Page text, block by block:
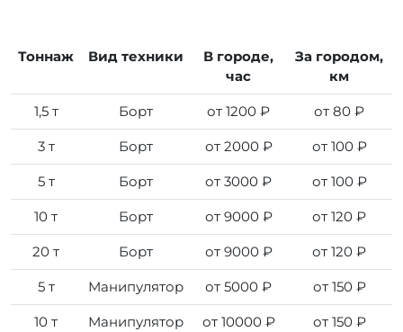
Тоннаж Вид техники
В городе,
час
За городом,
км
1,5 т Борт от 1200 ₽ от 80 ₽
3 т Борт от 2000 ₽ от 100 ₽
5 т Борт от 3000 ₽ от 100 ₽
10 т Борт от 9000 ₽ от 120 ₽
20 т Борт от 9000 ₽ от 120 ₽
5 т Манипулятор от 5000 ₽ от 150 ₽
10 т Манипулятор от 10000 ₽ от 150 ₽